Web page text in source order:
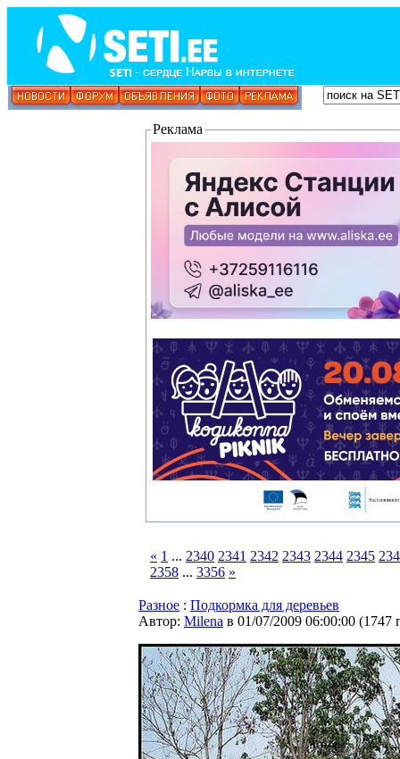
Реклама
« 1 ... 2340 2341 2342 2343 2344 2345
2358 ... 3356 »
Разное : Подкормка для деревьев
Автор: Milena в 01/07/2009 06:00:00 (1747